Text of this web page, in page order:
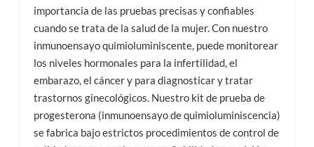
importancia de las pruebas precisas y confiables
cuando se trata de la salud de la mujer. Con nuestro
inmunoensayo quimioluminiscente, puede monitorear
los niveles hormonales para la infertilidad, el
embarazo, el cáncer y para diagnosticar y tratar
trastornos ginecológicos. Nuestro kit de prueba de
progesterona (inmunoensayo de quimioluminiscencia)
se fabrica bajo estrictos procedimientos de control de